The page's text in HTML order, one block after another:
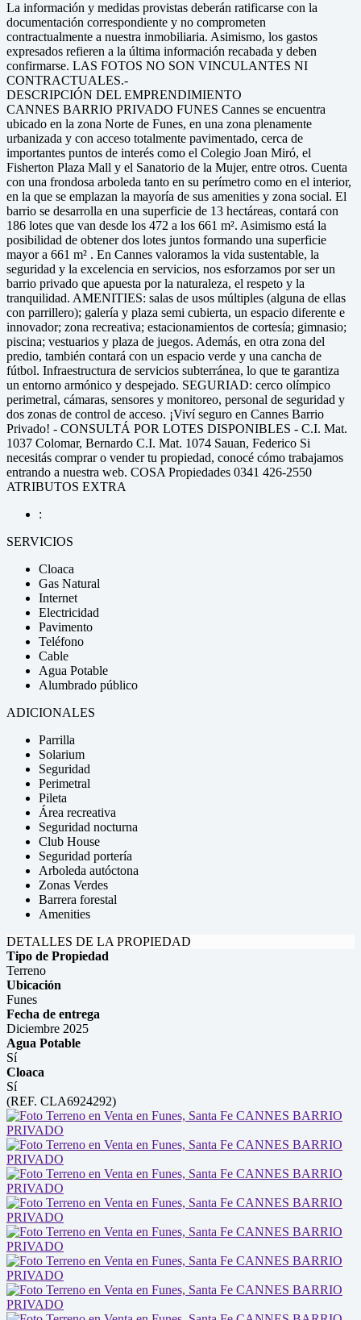
La información y medidas provistas deberán ratificarse con la
documentación correspondiente y no comprometen
contractualmente a nuestra inmobiliaria. Asimismo, los gastos
expresados refieren a la última información recabada y deben
confirmarse. LAS FOTOS NO SON VINCULANTES NI
CONTRACTUALES.-
DESCRIPCIÓN DEL EMPRENDIMIENTO
CANNES BARRIO PRIVADO FUNES Cannes se encuentra
ubicado en la zona Norte de Funes, en una zona plenamente
urbanizada y con acceso totalmente pavimentado, cerca de
importantes puntos de interés como el Colegio Joan Miró, el
Fisherton Plaza Mall y el Sanatorio de la Mujer, entre otros. Cuenta
con una frondosa arboleda tanto en su perímetro como en el interior,
en la que se emplazan la mayoría de sus amenities y zona social. El
barrio se desarrolla en una superficie de 13 hectáreas, contará con
186 lotes que van desde los 472 a los 661 m². Asimismo está la
posibilidad de obtener dos lotes juntos formando una superficie
mayor a 661 m² . En Cannes valoramos la vida sustentable, la
seguridad y la excelencia en servicios, nos esforzamos por ser un
barrio privado que apuesta por la naturaleza, el respeto y la
tranquilidad. AMENITIES: salas de usos múltiples (alguna de ellas
con parrillero); galería y plaza semi cubierta, un espacio diferente e
innovador; zona recreativa; estacionamientos de cortesía; gimnasio;
piscina; vestuarios y plaza de juegos. Además, en otra zona del
predio, también contará con un espacio verde y una cancha de
fútbol. Infraestructura de servicios subterránea, lo que te garantiza
un entorno armónico y despejado. SEGURIAD: cerco olímpico
perimetral, cámaras, sensores y monitoreo, personal de seguridad y
dos zonas de control de acceso. ¡Viví seguro en Cannes Barrio
Privado! - CONSULTÁ POR LOTES DISPONIBLES - C.I. Mat.
1037 Colomar, Bernardo C.I. Mat. 1074 Sauan, Federico Si
necesitás comprar o vender tu propiedad, conocé cómo trabajamos
entrando a nuestra web. COSA Propiedades 0341 426-2550
ATRIBUTOS EXTRA
:
SERVICIOS
Cloaca
Gas Natural
Internet
Electricidad
Pavimento
Teléfono
Cable
Agua Potable
Alumbrado público
ADICIONALES
Parrilla
Solarium
Seguridad
Perimetral
Pileta
Área recreativa
Seguridad nocturna
Club House
Seguridad portería
Arboleda autóctona
Zonas Verdes
Barrera forestal
Amenities
DETALLES DE LA PROPIEDAD
Tipo de Propiedad
Terreno
Ubicación
Funes
Fecha de entrega
Diciembre 2025
Agua Potable
Sí
Cloaca
Sí
(REF. CLA6924292)